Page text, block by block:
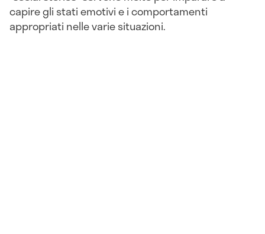
capire gli stati emotivi e i comportamenti
appropriati nelle varie situazioni.